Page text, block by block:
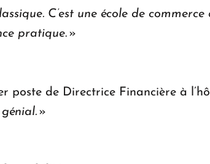
C’est une école de
pratique. »
poste de Directrice Financière à
génial.»